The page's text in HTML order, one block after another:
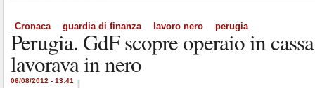
Cronaca guardia di finanza lavoro nero perugia
Perugia. GdF scopre operaio in
lavorava in nero
06/08/2012 - 13:41